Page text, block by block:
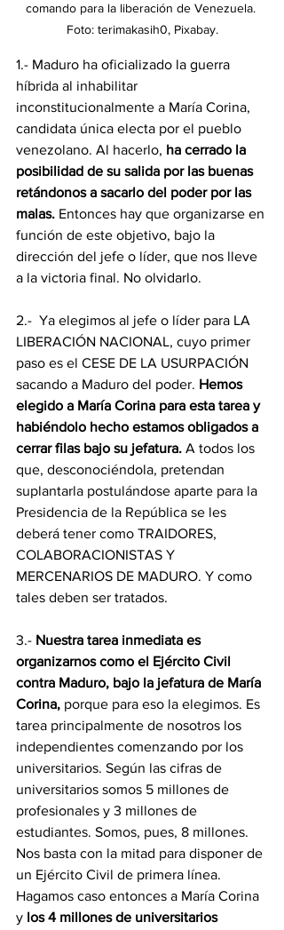
comando para la liberación de Venezuela.
Foto: terimakasih0, Pixabay.
1.- Maduro ha oficializado la guerra
híbrida al inhabilitar
inconstitucionalmente a María Corina,
candidata única electa por el pueblo
venezolano. Al hacerlo, ha cerrado la
posibilidad de su salida por las buenas
retándonos a sacarlo del poder por las
malas. Entonces hay que organizarse en
función de este objetivo, bajo la
dirección del jefe o líder, que nos lleve
a la victoria final. No olvidarlo.
2.-  Ya elegimos al jefe o líder para LA
LIBERACIÓN NACIONAL, cuyo primer
paso es el CESE DE LA USURPACIÓN
sacando a Maduro del poder. Hemos
elegido a María Corina para esta tarea y
habiéndolo hecho estamos obligados a
cerrar filas bajo su jefatura. A todos los
que, desconociéndola, pretendan
suplantarla postulándose aparte para la
Presidencia de la República se les
deberá tener como TRAIDORES,
COLABORACIONISTAS Y
MERCENARIOS DE MADURO. Y como
tales deben ser tratados.
3.- Nuestra tarea inmediata es
organizarnos como el Ejército Civil
contra Maduro, bajo la jefatura de María
Corina, porque para eso la elegimos. Es
tarea principalmente de nosotros los
independientes comenzando por los
universitarios. Según las cifras de
universitarios somos 5 millones de
profesionales y 3 millones de
estudiantes. Somos, pues, 8 millones.
Nos basta con la mitad para disponer de
un Ejército Civil de primera línea.
Hagamos caso entonces a María Corina
y los 4 millones de universitarios